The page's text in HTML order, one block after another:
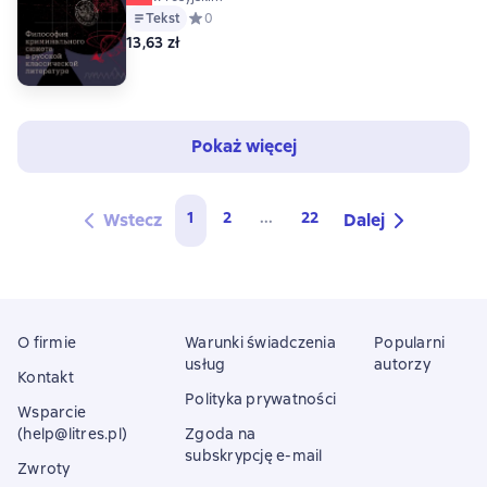
Tekst Средний рейтинг 0 на основе 0 оценок
0
13,63 zł
Pokaż więcej
Wstecz 1 2 ... 22 Dalej
O firmie
Kontakt
Wsparcie
(help@litres.pl)
Zwroty
Warunki świadczenia
usług
Polityka prywatności
Zgoda na
subskrypcję e-mail
Popularni
autorzy